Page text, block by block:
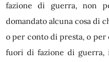
fazione di guerra, non
domandato alcuna cosa di
o per conto di presta, o
fuori di fazione di guerra,